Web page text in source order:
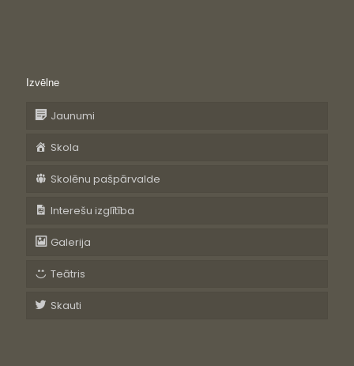
Izvēlne
Jaunumi
Skola
Skolēnu pašpārvalde
Interešu izglītība
Galerija
Teātris
Skauti